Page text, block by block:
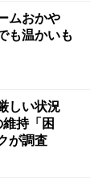
ムおかや
も温かいも
しい状況
持「困
が調査